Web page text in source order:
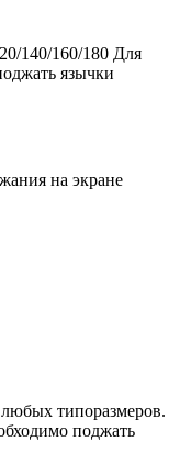
140/160/180 Для
язычки
на экране
типоразмеров.
поджать